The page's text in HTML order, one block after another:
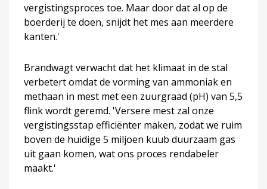
vergistingsproces toe. Maar door dat al op de
boerderij te doen, snijdt het mes aan meerdere
kanten.'
Brandwagt verwacht dat het klimaat in de stal
verbetert omdat de vorming van ammoniak en
methaan in mest met een zuurgraad (pH) van 5,5
flink wordt geremd. 'Versere mest zal onze
vergistingsstap efficiënter maken, zodat we ruim
boven de huidige 5 miljoen kuub duurzaam gas
uit gaan komen, wat ons proces rendabeler
maakt.'